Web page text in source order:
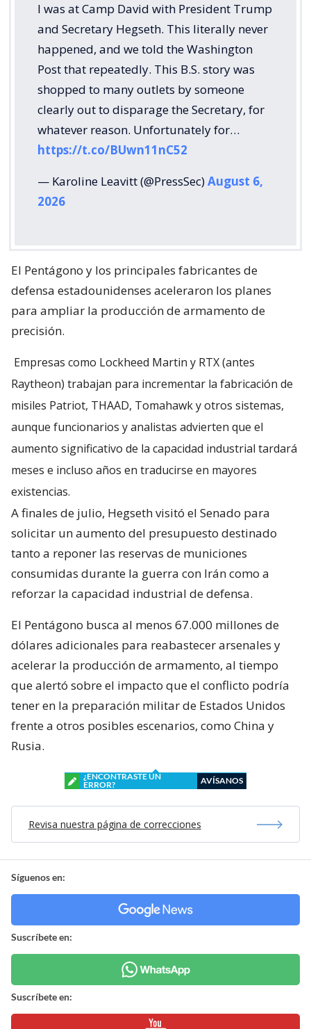
I was at Camp David with President Trump
and Secretary Hegseth. This literally never
happened, and we told the Washington
Post that repeatedly. This B.S. story was
shopped to many outlets by someone
clearly out to disparage the Secretary, for
whatever reason. Unfortunately for…
https://t.co/BUwn11nC52
— Karoline Leavitt (@PressSec)August 6,
2026
El Pentágono y los principales fabricantes de
defensa estadounidenses aceleraron los planes
para ampliar la producción de armamento de
precisión.
Empresas como Lockheed Martin y RTX (antes
Raytheon) trabajan para incrementar la fabricación de
misiles Patriot, THAAD, Tomahawk y otros sistemas,
aunque funcionarios y analistas advierten que el
aumento significativo de la capacidad industrial tardará
meses e incluso años en traducirse en mayores
existencias.
A finales de julio, Hegseth visitó el Senado para
solicitar un aumento del presupuesto destinado
tanto a reponer las reservas de municiones
consumidas durante la guerra con Irán como a
reforzar la capacidad industrial de defensa.
El Pentágono busca al menos 67.000 millones de
dólares adicionales para reabastecer arsenales y
acelerar la producción de armamento, al tiempo
que alertó sobre el impacto que el conflicto podría
tener en la preparación militar de Estados Unidos
frente a otros posibles escenarios, como China y
Rusia.
¿ENCONTRASTE UN
ERROR?
AVÍSANOS
Revisa nuestra página de correcciones
Síguenos en:
Suscríbete en:
Suscríbete en: